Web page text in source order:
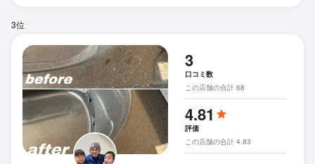
3位
3
口コミ数
この店舗の合計 68
4.81
評価
この店舗の合計 4.83